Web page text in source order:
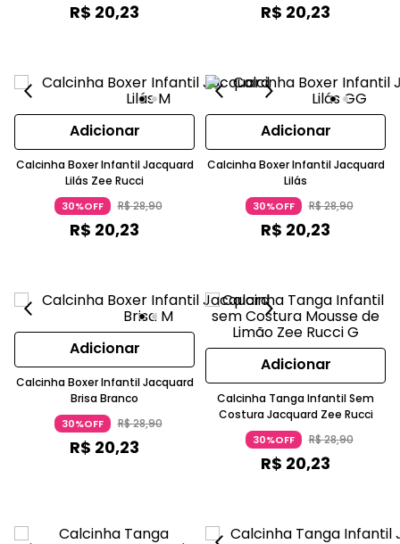
R$ 20,23 R$ 20,23
Adicionar
Calcinha Boxer Infantil Jacquard
Lilás Zee Rucci
30%OFF R$28,90
R$ 20,23
Adicionar
Calcinha Boxer Infantil Jacquard
Lilás
30%OFF R$28,90
R$ 20,23
Adicionar
Calcinha Boxer Infantil Jacquard
Brisa Branco
30%OFF R$28,90
R$ 20,23
Adicionar
Calcinha Tanga Infantil Sem
Costura Jacquard Zee Rucci
30%OFF R$28,90
R$ 20,23